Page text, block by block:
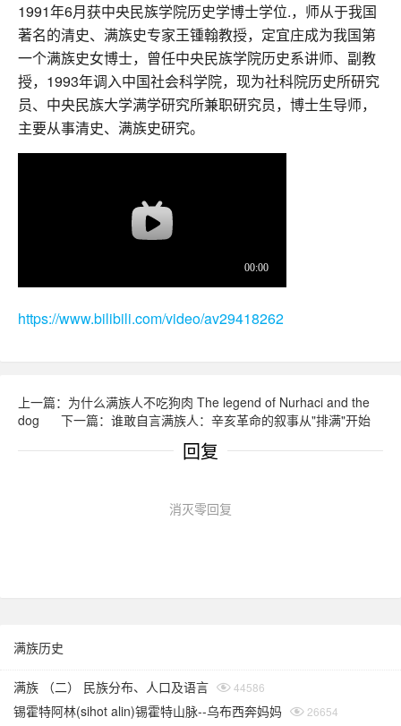
1991年6月获中央民族学院历史学博士学位.，师从于我国
著名的清史、满族史专家王锺翰教授，定宜庄成为我国第
一个满族史女博士，曾任中央民族学院历史系讲师、副教
授，1993年调入中国社会科学院，现为社科院历史所研究
员、中央民族大学满学研究所兼职研究员，博士生导师，
主要从事清史、满族史研究。
https://www.bilibili.com/video/av29418262
上一篇：为什么满族人不吃狗肉 The legend of Nurhaci and the
dog
下一篇：谁敢自言满族人：辛亥革命的叙事从"排满"开始
回复
消灭零回复
满族历史
满族 （二） 民族分布、人口及语言 44586
锡霍特阿林(sihot alin)锡霍特山脉--乌布西奔妈妈 26654